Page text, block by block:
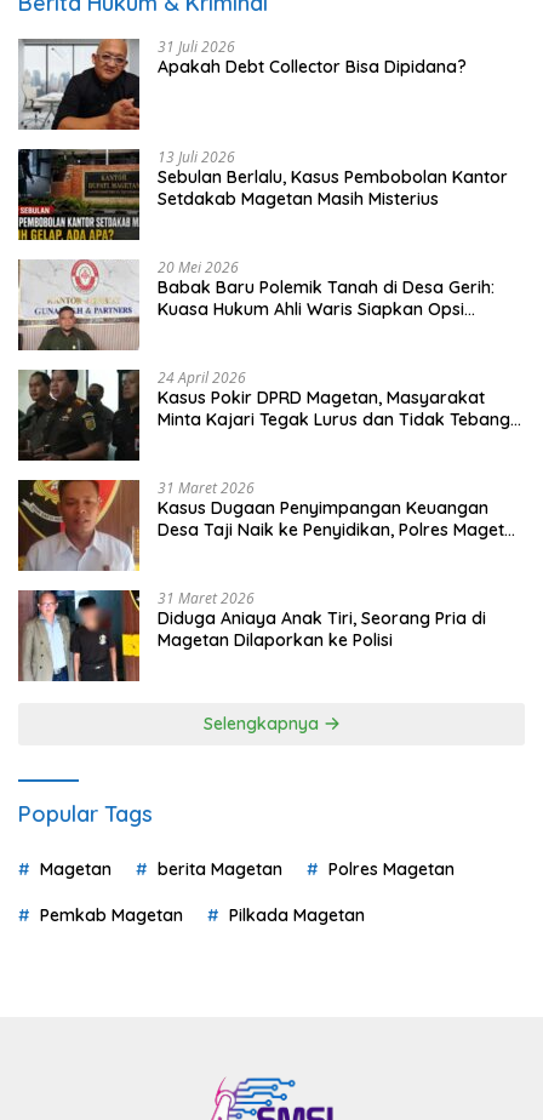
31 Juli 2026
Apakah Debt Collector Bisa Dipidana?
13 Juli 2026
Sebulan Berlalu, Kasus Pembobolan Kantor
Setdakab Magetan Masih Misterius
20 Mei 2026
Babak Baru Polemik Tanah di Desa Gerih:
Kuasa Hukum Ahli Waris Siapkan Opsi
24 April 2026
Kasus Pokir DPRD Magetan, Masyarakat
Minta Kajari Tegak Lurus dan Tidak Tebang
31 Maret 2026
Kasus Dugaan Penyimpangan Keuangan
Desa Taji Naik ke Penyidikan, Polres Magetan
31 Maret 2026
Diduga Aniaya Anak Tiri, Seorang Pria di
Magetan Dilaporkan ke Polisi
Selengkapnya
Popular Tags
Magetan berita Magetan Polres Magetan
Pemkab Magetan Pilkada Magetan